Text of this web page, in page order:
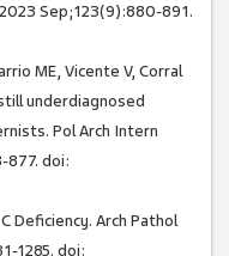
Sep;123(9):880-891.
ME, Vicente V, Corral
underdiagnosed
Pol Arch Intern
877. doi:
Deficiency. Arch Pathol
1285. doi: